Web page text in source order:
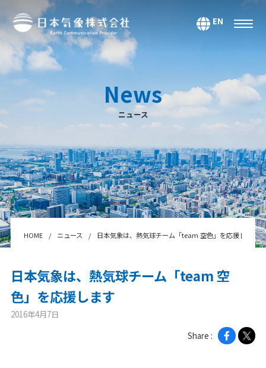
EN
サービス
気候・大気海洋
マーケティング＆アナリティクス
防災・危機管理
データ＆コンテンツ
システムインテグレーション
セミナー・スクール
Webサービス・アプリ
ニュース
2026年
News
ニュース
HOME ニュース 日本気象は、熱気球チーム「team 空色」を応援します
日本気象は、熱気球チーム「team 空
色」を応援します
2016年4月7日
Share :